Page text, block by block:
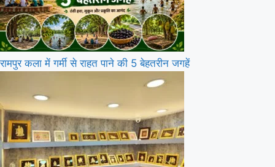
रामपुर कला में गर्मी से राहत पाने की 5 बेहतरीन जगहें